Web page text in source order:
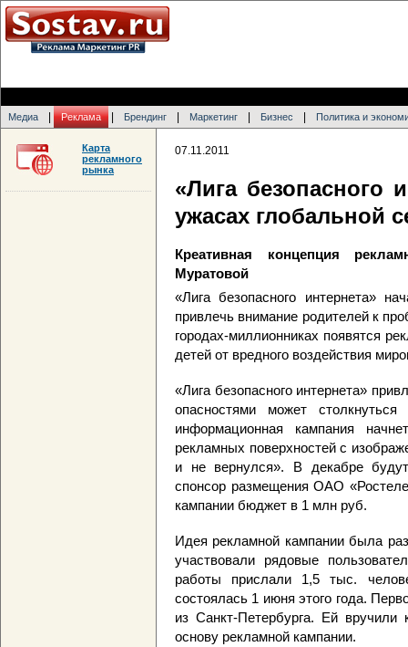
Медиа Реклама Брендинг Маркетинг Бизнес Политика и
07.11.2011
«Лига безопасного
ужасах глобальной
Креативная концепция
Муратовой
«Лига безопасного интернета»
привлечь внимание родителей к
городах-миллионниках появятся
детей от вредного воздействия
«Лига безопасного интернета»
опасностями может
информационная кампания
рекламных поверхностей с
и не вернулся». В декабре
спонсор размещения ОАО
кампании бюджет в 1 млн руб.
Идея рекламной кампании была
участвовали рядовые
работы прислали 1,5 тыс.
состоялась 1 июня этого года.
из Санкт-Петербурга. Ей
основу рекламной кампании.
Карта
рекламного
рынка